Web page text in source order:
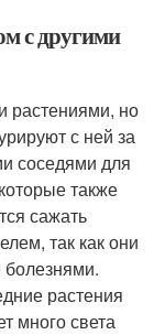
с другими
растениями, но
с ней за
соседями для
также
сажать
так как они
растения
много света